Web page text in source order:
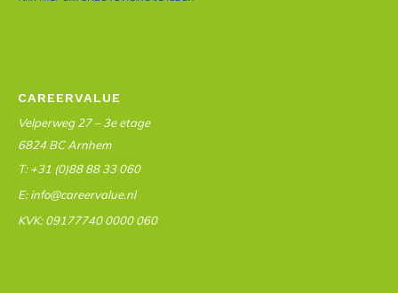
CAREERVALUE
Velperweg 27 – 3e etage
6824 BC Arnhem
T: +31 (0)88 88 33 060
E: info@careervalue.nl
KVK: 09177740 0000 060